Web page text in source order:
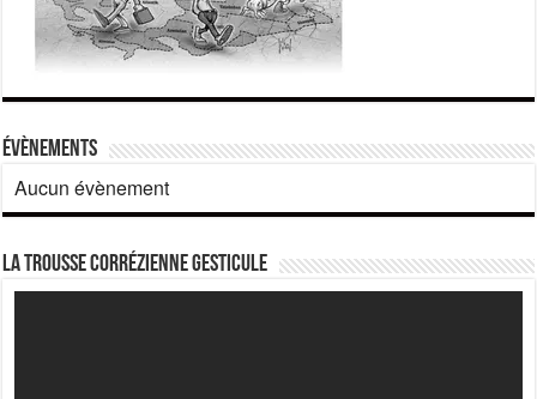
Évènements
Aucun évènement
La Trousse corrézienne gesticule